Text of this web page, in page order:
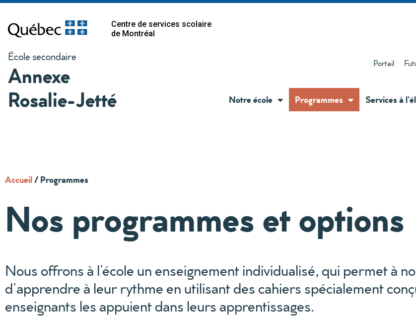
Centre de services scolaire
de Montréal
École secondaire
Annexe
Rosalie-Jetté
Portail
Notre école Programmes Services à
Accueil/Programmes
Nos programmes et options
Nous offrons à l’école un enseignement individualisé, qui permet à
d’apprendre à leur rythme en utilisant des cahiers spécialement
enseignants les appuient dans leurs apprentissages.